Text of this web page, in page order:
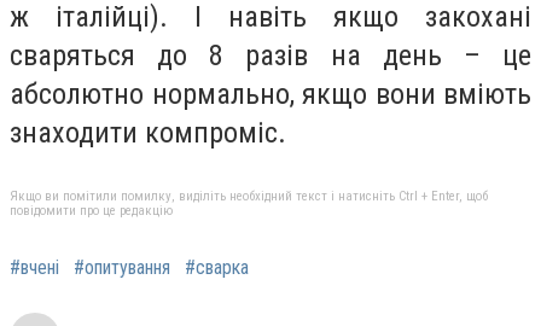
ж італійці). І навіть якщо закохані
сваряться до 8 разів на день – це
абсолютно нормально, якщо вони вміють
знаходити компроміс.
Якщо ви помітили помилку, виділіть необхідний текст і натисніть Ctrl + Enter, щоб
повідомити про це редакцію
#вчені #опитування #сварка